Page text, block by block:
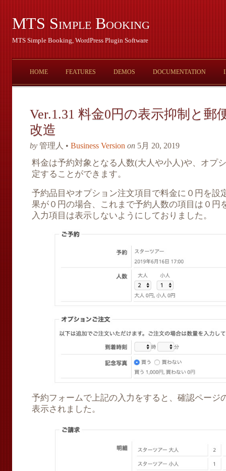
MTS Simple Booking
MTS Simple Booking, WordPress Plugin Software
HOME FEATURES DEMOS DOCUMENTATION
Ver.1.31 料金0円の表示抑制と郵
改造
by 管理人 • Business Version on 5月 20, 2019
料金は予約対象となる人数(大人や小人)や、オプ
定することができます。
予約品目やオプション注文項目で料金に０円を設
果が０円の場合、これまで予約人数の項目は０円
入力項目は表示しないようにしておりました。
予約フォームで上記の入力をすると、確認ページ
表示されました。